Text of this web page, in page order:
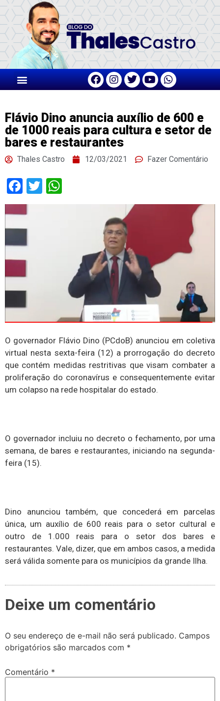
Flávio Dino anuncia auxílio de 600 e
de 1000 reais para cultura e setor de
bares e restaurantes
Thales Castro 12/03/2021 Fazer Comentário
Facebook
Twitter
O governador Flávio Dino (PCdoB) anunciou em coletiva
virtual nesta sexta-feira (12) a prorrogação do decreto
que contém medidas restritivas que visam combater a
proliferação do coronavírus e consequentemente evitar
um colapso na rede hospitalar do estado.
O governador incluiu no decreto o fechamento, por uma
semana, de bares e restaurantes, iniciando na segunda-
feira (15).
Dino anunciou também, que concederá em parcelas
única, um auxílio de 600 reais para o setor cultural e
outro de 1.000 reais para o setor dos bares e
restaurantes. Vale, dizer, que em ambos casos, a medida
será válida somente para os municípios da grande Ilha.
Deixe um comentário
O seu endereço de e-mail não será publicado. Campos
obrigatórios são marcados com *
Comentário *